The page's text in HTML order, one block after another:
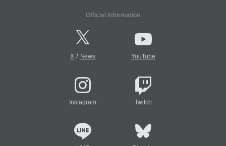
Official Information
X/ News YouTube
Instagram Twitch